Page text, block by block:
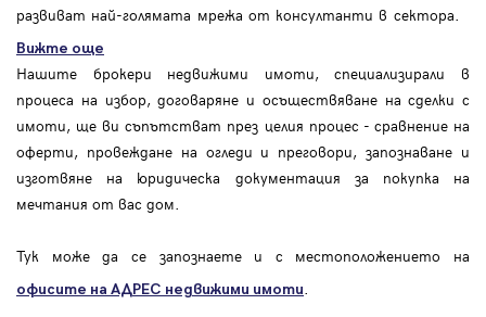
развиват най-голямата мрежа от консултанти в сектора.
Вижте още
Нашите брокери недвижими имоти, специализирали в
процеса на избор, договаряне и осъществяване на сделки с
имоти, ще ви съпътстват през целия процес - сравнение на
оферти, провеждане на огледи и преговори, запознаване и
изготвяне на юридическа документация за покупка на
мечтания от вас дом.
Тук може да се запознаете и с местоположението на
офисите на АДРЕС недвижими имоти.